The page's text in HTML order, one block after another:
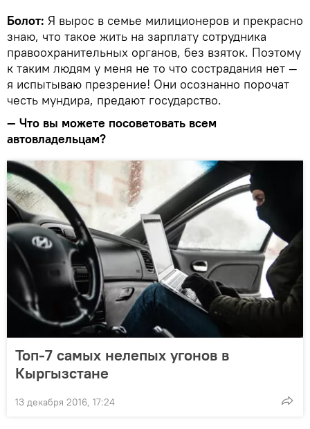
Болот: Я вырос в семье милиционеров и прекрасно
знаю, что такое жить на зарплату сотрудника
правоохранительных органов, без взяток. Поэтому
к таким людям у меня не то что сострадания нет —
я испытываю презрение! Они осознанно порочат
честь мундира, предают государство.
— Что вы можете посоветовать всем
автовладельцам?
Топ-7 самых нелепых угонов в
Кыргызстане
13 декабря 2016, 17:24